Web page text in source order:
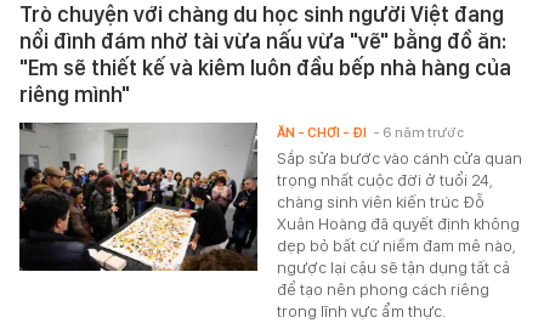
Trò chuyện với chàng du học sinh người Việt đang
nổi đình đám nhờ tài vừa nấu vừa "vẽ" bằng đồ ăn:
"Em sẽ thiết kế và kiêm luôn đầu bếp nhà hàng của
riêng mình"
Sắp sửa bước vào cánh cửa quan
trọng nhất cuộc đời ở tuổi 24,
chàng sinh viên kiến trúc Đỗ
Xuân Hoàng đã quyết định không
dẹp bỏ bất cứ niềm đam mê nào,
ngược lại cậu sẽ tận dụng tất cả
để tạo nên phong cách riêng
trong lĩnh vực ẩm thực.
ĂN - CHƠI - ĐI - 6 năm trước